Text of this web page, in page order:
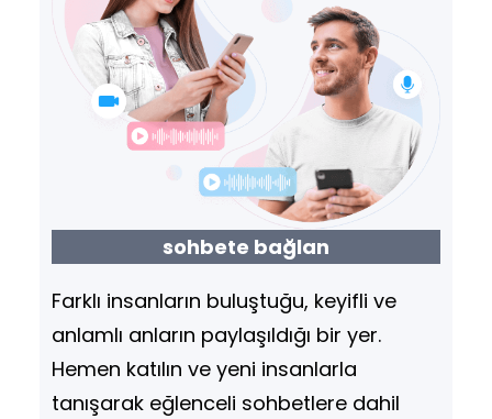
vermek gerekirse: – **Felsefe…
sohbete bağlan
Farklı insanların buluştuğu, keyifli ve
anlamlı anların paylaşıldığı bir yer.
Hemen katılın ve yeni insanlarla
tanışarak eğlenceli sohbetlere dahil